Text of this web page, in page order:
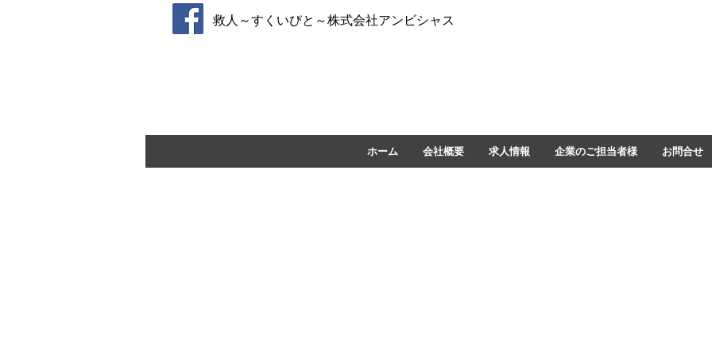
救人～すくいびと～株式会社アンビシャス
ホーム 会社概要 求人情報 企業のご担当者様 お問合せ